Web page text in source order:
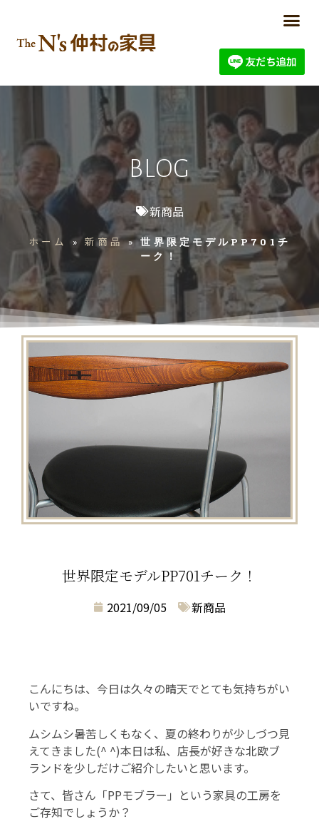
BLOG
新商品
ホーム » 新商品»世界限定モデルPP701チ
ーク！
世界限定モデルPP701チーク！
2021/09/05 新商品
こんにちは、今日は久々の晴天でとても気持ちがい
いですね。
ムシムシ暑苦しくもなく、夏の終わりが少しづつ見
えてきました(^ ^)本日は私、店長が好きな北欧ブ
ランドを少しだけご紹介したいと思います。
さて、皆さん「PPモブラー」という家具の工房を
ご存知でしょうか？